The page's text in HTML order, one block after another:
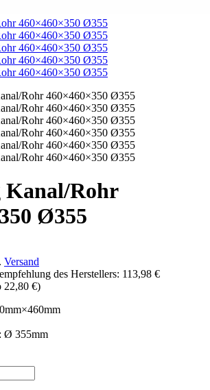
Kanal/Rohr
Ø355
Versand
des Herstellers: 113,98 €
22,80 €)
Ø 355mm